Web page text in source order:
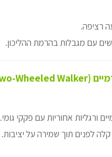
רציפה.
עם מגבלות בהרמת ההליכון.
ורגליות אחוריות עם פקקי גומי.
לפנים תוך שמירה על יציבות.